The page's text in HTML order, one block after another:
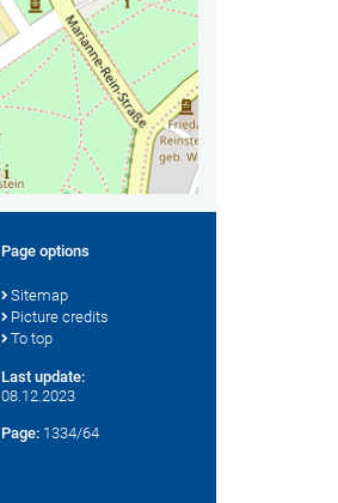
Page options
Sitemap
Picture credits
To top
Last update:
08.12.2023
Page: 1334/64